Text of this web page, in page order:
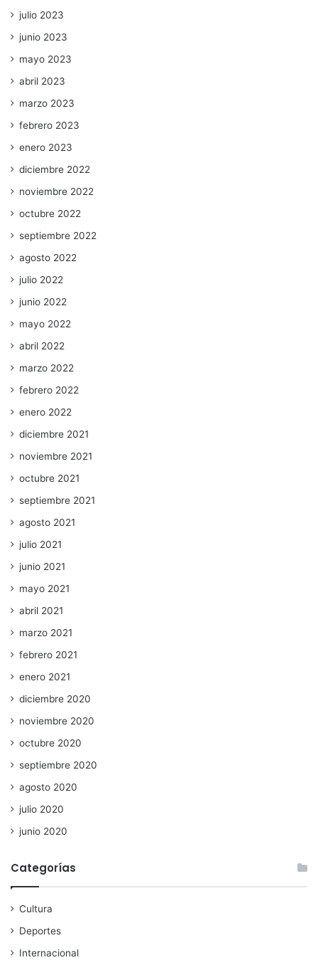
julio 2023
junio 2023
mayo 2023
abril 2023
marzo 2023
febrero 2023
enero 2023
diciembre 2022
noviembre 2022
octubre 2022
septiembre 2022
agosto 2022
julio 2022
junio 2022
mayo 2022
abril 2022
marzo 2022
febrero 2022
enero 2022
diciembre 2021
noviembre 2021
octubre 2021
septiembre 2021
agosto 2021
julio 2021
junio 2021
mayo 2021
abril 2021
marzo 2021
febrero 2021
enero 2021
diciembre 2020
noviembre 2020
octubre 2020
septiembre 2020
agosto 2020
julio 2020
junio 2020
Categorías
Cultura
Deportes
Internacional